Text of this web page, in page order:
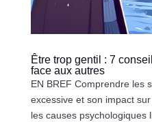
Être trop gentil : 7
face aux autres
EN BREF Comprendre les
excessive et son impact
les causes psychologiques